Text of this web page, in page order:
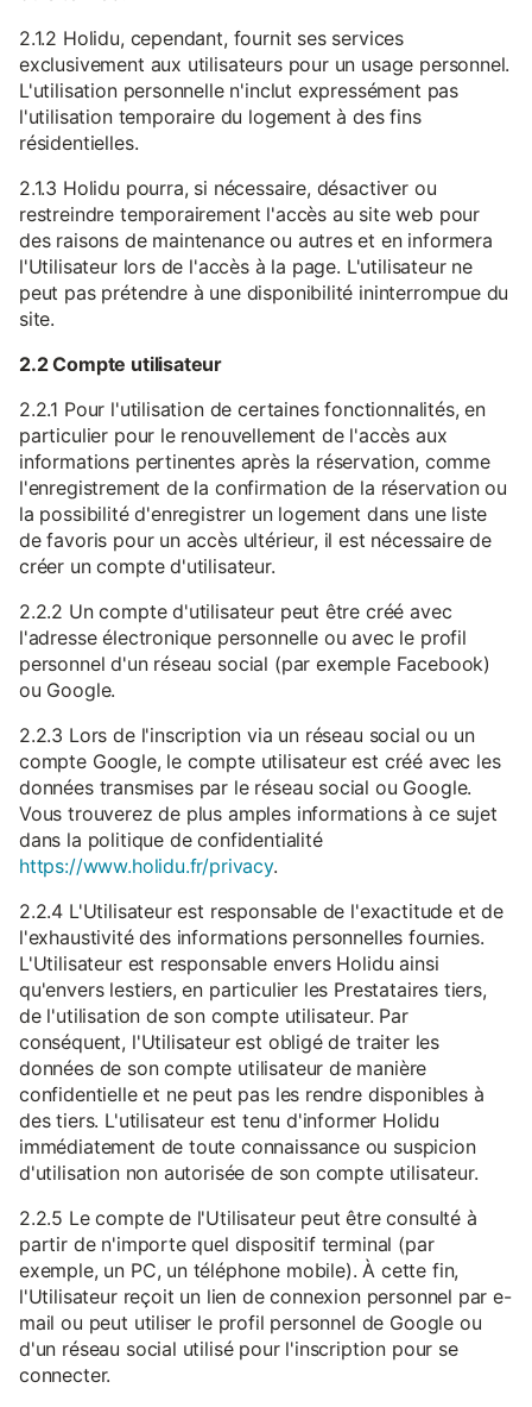
2.1.2 Holidu, cependant, fournit ses services
exclusivement aux utilisateurs pour un usage personnel.
L'utilisation personnelle n'inclut expressément pas
l'utilisation temporaire du logement à des fins
résidentielles.
2.1.3 Holidu pourra, si nécessaire, désactiver ou
restreindre temporairement l'accès au site web pour
des raisons de maintenance ou autres et en informera
l'Utilisateur lors de l'accès à la page. L'utilisateur ne
peut pas prétendre à une disponibilité ininterrompue du
site.
2.2 Compte utilisateur
2.2.1 Pour l'utilisation de certaines fonctionnalités, en
particulier pour le renouvellement de l'accès aux
informations pertinentes après la réservation, comme
l'enregistrement de la confirmation de la réservation ou
la possibilité d'enregistrer un logement dans une liste
de favoris pour un accès ultérieur, il est nécessaire de
créer un compte d'utilisateur.
2.2.2 Un compte d'utilisateur peut être créé avec
l'adresse électronique personnelle ou avec le profil
personnel d'un réseau social (par exemple Facebook)
ou Google.
2.2.3 Lors de l'inscription via un réseau social ou un
compte Google, le compte utilisateur est créé avec les
données transmises par le réseau social ou Google.
Vous trouverez de plus amples informations à ce sujet
dans la politique de confidentialité
https://www.holidu.fr/privacy.
2.2.4 L'Utilisateur est responsable de l'exactitude et de
l'exhaustivité des informations personnelles fournies.
L'Utilisateur est responsable envers Holidu ainsi
qu'envers lestiers, en particulier les Prestataires tiers,
de l'utilisation de son compte utilisateur. Par
conséquent, l'Utilisateur est obligé de traiter les
données de son compte utilisateur de manière
confidentielle et ne peut pas les rendre disponibles à
des tiers. L'utilisateur est tenu d'informer Holidu
immédiatement de toute connaissance ou suspicion
d'utilisation non autorisée de son compte utilisateur.
2.2.5 Le compte de l'Utilisateur peut être consulté à
partir de n'importe quel dispositif terminal (par
exemple, un PC, un téléphone mobile). À cette fin,
l'Utilisateur reçoit un lien de connexion personnel par e-
mail ou peut utiliser le profil personnel de Google ou
d'un réseau social utilisé pour l'inscription pour se
connecter.